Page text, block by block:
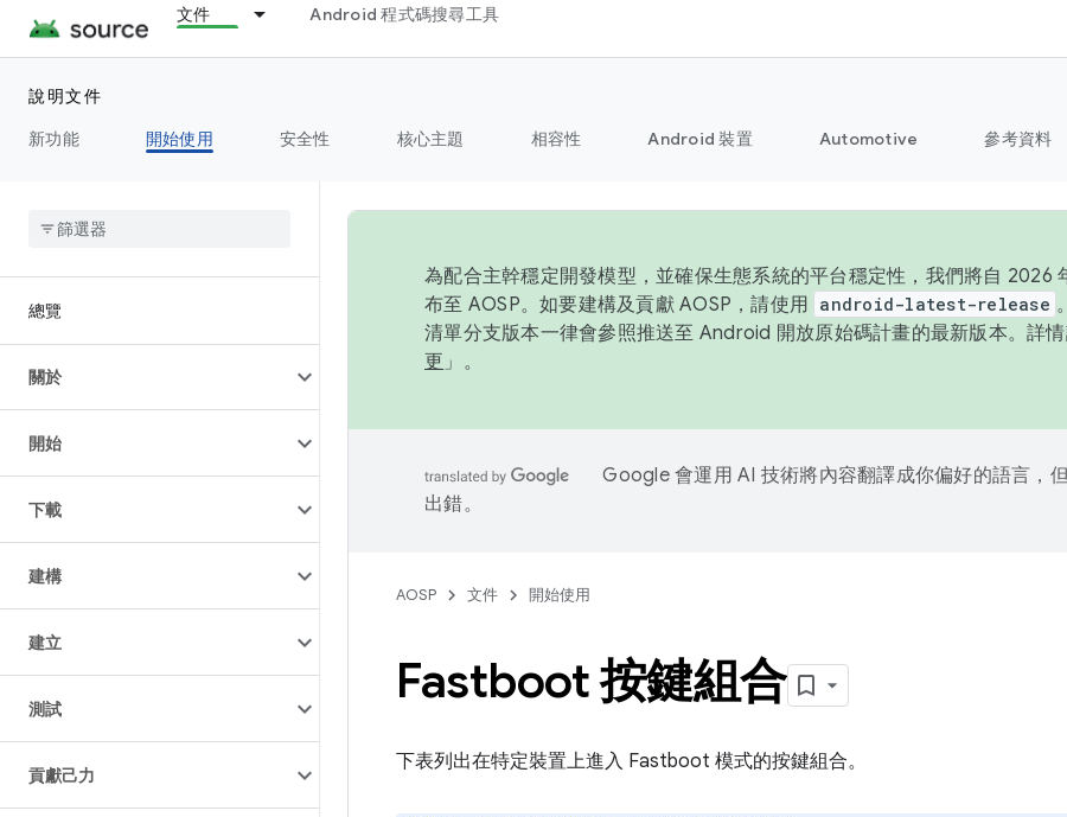
文件 Android 程式碼搜尋工具
說明文件
新功能
開始使用 安全性 核心主題 相容性 Android 裝置 Automotive 參考資料
總覽
關於
開始
下載
建構
建立
測試
貢獻己力
為配合主幹穩定開發模型，並確保生態系統的平台穩定性，我們將自 2026
布至 AOSP。如要建構及貢獻 AOSP，請使用 android-latest-release 。
清單分支版本一律會參照推送至 Android 開放原始碼計畫的最新版本。詳情
更 」。
Google 會運用 AI 技術將內容翻譯成你偏好的語言，
出錯。
AOSP 文件 開始使用
Fastboot 按鍵組合
下表列出在特定裝置上進入 Fastboot 模式的按鍵組合。